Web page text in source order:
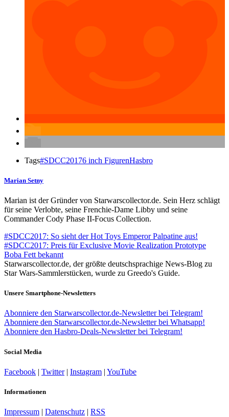
Tags#SDCC20176 inch FigurenHasbro
Marian Setny
Marian ist der Gründer von Starwarscollector.de. Sein Herz schlägt
für seine Verlobte, seine Frenchie-Dame Libby und seine
Commander Cody Phase II-Focus Collection.
#SDCC2017: So sieht der Hot Toys Emperor Palpatine aus!
#SDCC2017: Preis für Exclusive Movie Realization Prototype
Boba Fett bekannt
Starwarscollector.de, der größte deutschsprachige News-Blog zu
Star Wars-Sammlerstücken, wurde zu Greedo's Guide.
Unsere Smartphone-Newsletters
Abonniere den Starwarscollector.de-Newsletter bei Telegram!
Abonniere den Starwarscollector.de-Newsletter bei Whatsapp!
Abonniere den Hasbro-Deals-Newsletter bei Telegram!
Social Media
Facebook | Twitter| Instagram | YouTube
Informationen
Impressum | Datenschutz | RSS